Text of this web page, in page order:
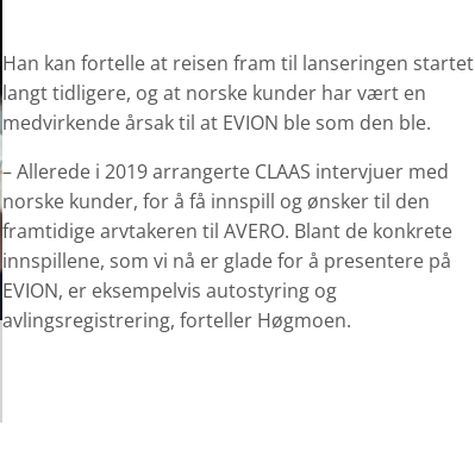
Han kan fortelle at reisen fram til lanseringen startet
langt tidligere, og at norske kunder har vært en
medvirkende årsak til at EVION ble som den ble.
– Allerede i 2019 arrangerte CLAAS intervjuer med
norske kunder, for å få innspill og ønsker til den
framtidige arvtakeren til AVERO. Blant de konkrete
innspillene, som vi nå er glade for å presentere på
EVION, er eksempelvis autostyring og
avlingsregistrering, forteller Høgmoen.